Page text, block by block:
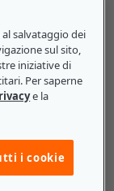
ecco
e
siti web
salvataggio dei
sul sito,
iniziative di
Per saperne
e la
i cookie